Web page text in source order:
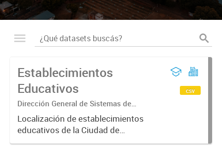
Establecimientos
Educativos
Dirección General de Sistemas de
Información Geográfica
Localización de establecimientos
educativos de la Ciudad de
Corrientes
csv